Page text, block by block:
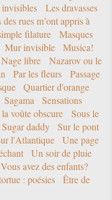
invisibles
Les dravasses
rues m’ont appris à
filature
Masques
Mur invisible
Musica!
Nage libre
Nazarov ou le
Par les fleurs
Passage
Quartier d'orange
Sagama
Sensations
voûte obscure
Sous le
Sugar daddy
Sur le pont
l'Atlantique
Une page
Un soir de pluie
Vous avez des enfants?
: poésies
Être de